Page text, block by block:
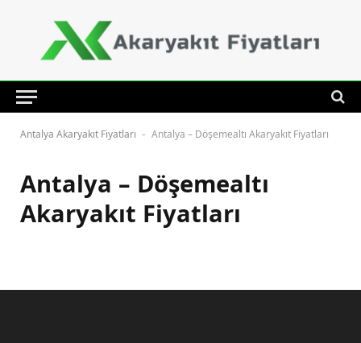
Antalya Akaryakıt Fiyatları - Antalya – Döşemealtı Akaryakıt Fiyatları
Antalya – Döşemealtı
Akaryakıt Fiyatları